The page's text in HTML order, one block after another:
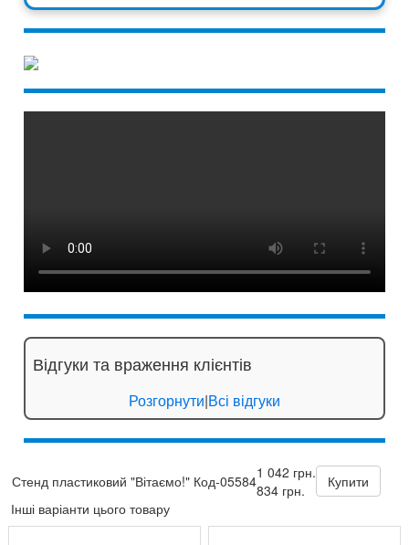
Відгуки та враження клієнтів
Розгорнути|Всі відгуки
Стенд пластиковий "Вітаємо!" Код-055841 042 грн.
834 грн.
Купити
Інші варіанти цього товару